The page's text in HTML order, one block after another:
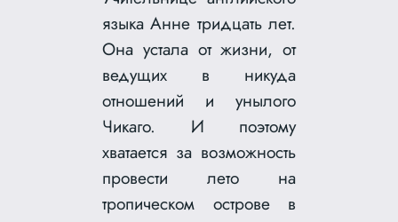
языка Анне тридцать лет.
Она устала от жизни, от
ведущих в никуда
отношений и унылого
Чикаго. И поэтому
хватается за возможность
провести лето на
тропическом острове в